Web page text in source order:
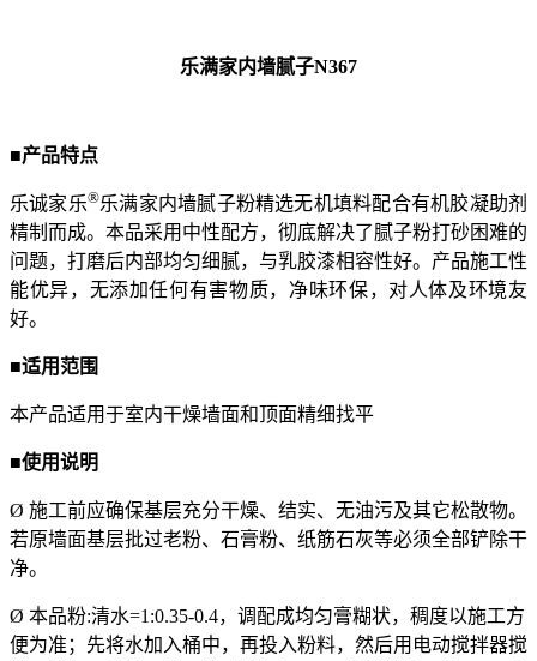
乐满家内墙腻子N367
■产品特点
乐诚家乐®乐满家内墙腻子粉精选无机填料配合有机胶凝助剂
精制而成。本品采用中性配方，彻底解决了腻子粉打砂困难的
问题，打磨后内部均匀细腻，与乳胶漆相容性好。产品施工性
能优异，无添加任何有害物质，净味环保，对人体及环境友
好。
■适用范围
本产品适用于室内干燥墙面和顶面精细找平
■使用说明
Ø 施工前应确保基层充分干燥、结实、无油污及其它松散物。
若原墙面基层批过老粉、石膏粉、纸筋石灰等必须全部铲除干
净。
Ø 本品粉:清水=1:0.35-0.4，调配成均匀膏糊状，稠度以施工方
便为准；先将水加入桶中，再投入粉料，然后用电动搅拌器搅